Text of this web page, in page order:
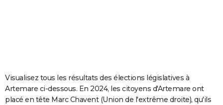
Carte de Noël
Carte Bonne année
Carte Saint-Valentin
Carte Pâques
Carte d'anniversaire
DICTIONNAIRE
Visualisez tous les résultats des élections législatives à
Artemare ci-dessous. En 2024, les citoyens d'Artemare ont
placé en tête Marc Chavent (Union de l'extrême droite), qu'ils